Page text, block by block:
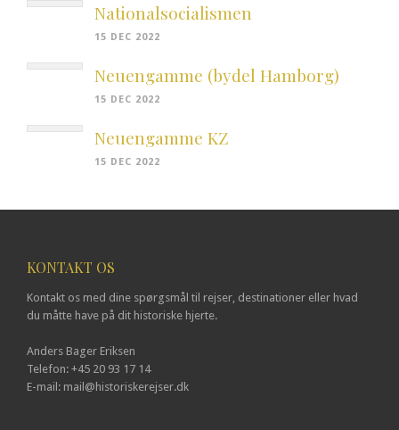
Nationalsocialismen
15 DEC 2022
Neuengamme (bydel Hamborg)
15 DEC 2022
Neuengamme KZ
15 DEC 2022
KONTAKT OS
Kontakt os med dine spørgsmål til rejser, destinationer eller hvad
du måtte have på dit historiske hjerte.
Anders Bager Eriksen
Telefon: +45 20 93 17 14
E-mail: mail@historiskerejser.dk